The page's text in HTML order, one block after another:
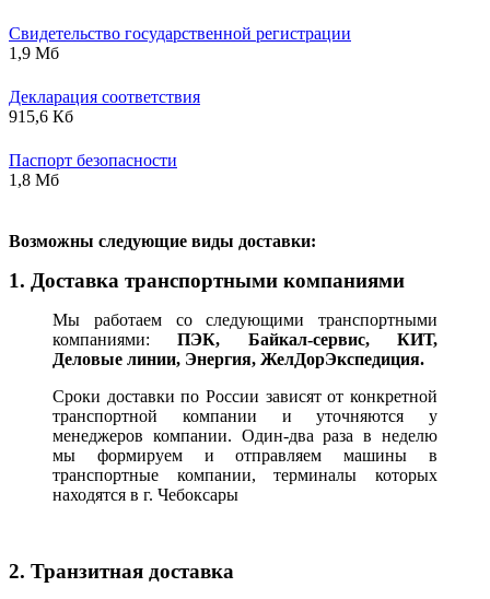
Свидетельство государственной регистрации
1,9 Мб
Декларация соответствия
915,6 Кб
Паспорт безопасности
1,8 Мб
Возможны следующие виды доставки:
1. Доставка транспортными компаниями
Мы работаем со следующими транспортными
компаниями:ПЭК, Байкал-сервис, КИТ,
Деловые линии, Энергия, ЖелДорЭкспедиция.
Сроки доставки по России зависят от конкретной
транспортной компании и уточняются у
менеджеров компании. Один-два раза в неделю
мы формируем и отправляем машины в
транспортные компании, терминалы которых
находятся в г. Чебоксары
2. Транзитная доставка